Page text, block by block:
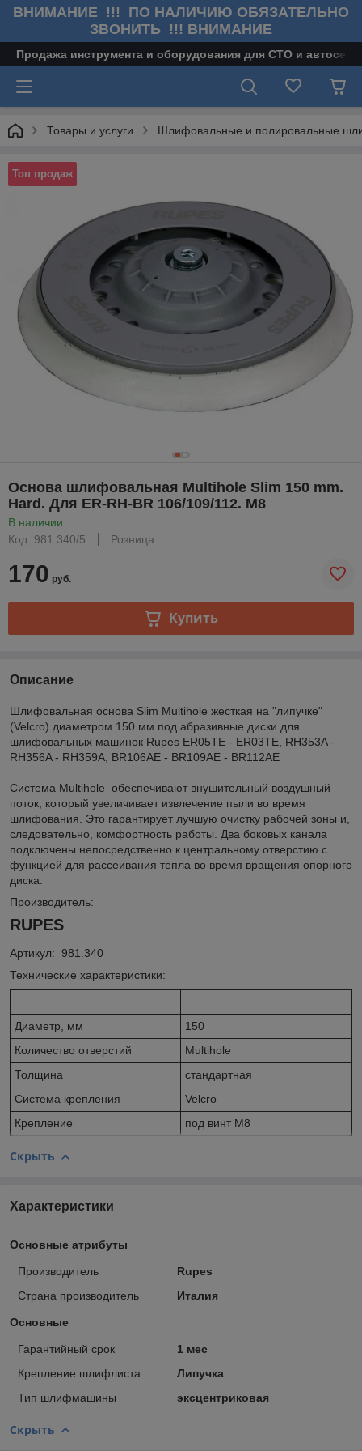
ВНИМАНИЕ !!! ПО НАЛИЧИЮ ОБЯЗАТЕЛЬНО
ЗВОНИТЬ !!! ВНИМАНИЕ
Продажа инструмента и оборудования для СТО и
Товары и услуги Шлифовальные и полировальные
Топ продаж
Основа шлифовальная Multihole Slim 150 mm.
Hard. Для ER-RH-BR 106/109/112. M8
В наличии
Код: 981.340/5
Розница
170 руб.
Купить
Описание
Шлифовальная основа Slim Multihole жесткая на "липучке"
(Velcro) диаметром 150 мм под абразивные диски для
шлифовальных машинок Rupes ER05TE - ER03TE, RH353A -
RH356A - RH359A, BR106AE - BR109AE - BR112AE
Система Multihole обеспечивают внушительный воздушный
поток, который увеличивает извлечение пыли во время
шлифования. Это гарантирует лучшую очистку рабочей зоны и,
следовательно, комфортность работы. Два боковых канала
подключены непосредственно к центральному отверстию с
функцией для рассеивания тепла во время вращения опорного
диска.
Производитель:
RUPES
Артикул: 981.340
Технические характеристики:
Диаметр, мм
150
Количество отверстий
Multihole
Толщина
стандартная
Система крепления
Velcro
Крепление
под винт M8
Скрыть
Характеристики
Основные атрибуты
Производитель
Rupes
Страна производитель
Италия
Основные
Гарантийный срок
1 мес
Крепление шлифлиста
Липучка
Тип шлифмашины
эксцентриковая
Скрыть